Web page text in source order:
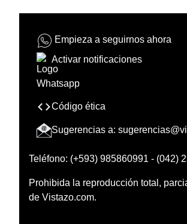
Empieza a seguirnos ahora
Activar notificaciones
Código ética
Sugerencias a:
Teléfono: (+593) 985860991 - (042)
Prohibida la reproducción total,
de Vistazo.com.